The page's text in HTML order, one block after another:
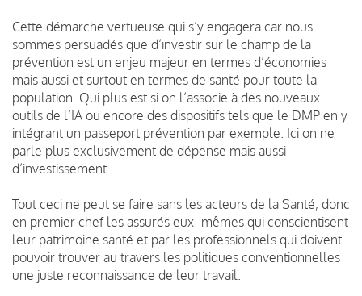
Cette démarche vertueuse qui s’y engagera car nous
sommes persuadés que d’investir sur le champ de la
prévention est un enjeu majeur en termes d’économies
mais aussi et surtout en termes de santé pour toute la
population. Qui plus est si on l’associe à des nouveaux
outils de l’IA ou encore des dispositifs tels que le DMP en y
intégrant un passeport prévention par exemple. Ici on ne
parle plus exclusivement de dépense mais aussi
d’investissement
Tout ceci ne peut se faire sans les acteurs de la Santé, donc
en premier chef les assurés eux- mêmes qui conscientisent
leur patrimoine santé et par les professionnels qui doivent
pouvoir trouver au travers les politiques conventionnelles
une juste reconnaissance de leur travail.